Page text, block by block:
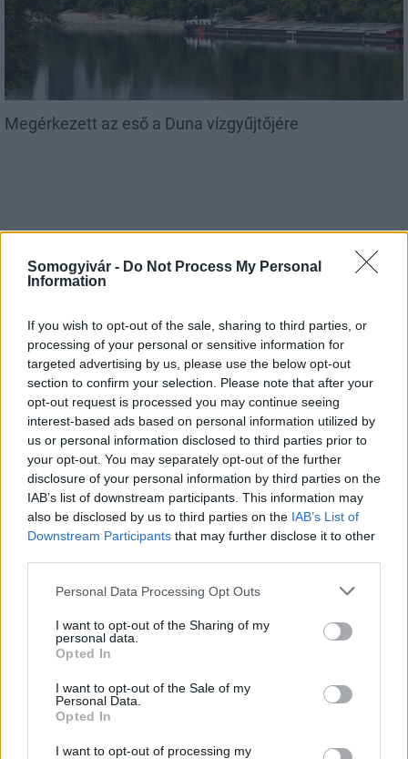
Somogyivár - Do Not Process My Personal
Information
If you wish to opt-out of the sale, sharing to third parties, or
processing of your personal or sensitive information for
targeted advertising by us, please use the below opt-out
section to confirm your selection. Please note that after your
opt-out request is processed you may continue seeing
interest-based ads based on personal information utilized by
us or personal information disclosed to third parties prior to
your opt-out. You may separately opt-out of the further
disclosure of your personal information by third parties on the
IAB’s list of downstream participants. This information may
also be disclosed by us to third parties on the IAB’s List of
Downstream Participants that may further disclose it to other
Please note that this website/app uses one or more Google
not limited to your visit or usage behaviour. You may click to
grant or deny consent to Google and its third-party tags to
use your data for below specified purposes in below Google
consent section.
Personal Data Processing Opt Outs
I want to opt-out of the Sharing of my
personal data.
Opted In
I want to opt-out of the Sale of my
Personal Data.
Opted In
I want to opt-out of processing my
Megérkezett az eső a Duna vízgyűjtőjére
Hőség és vízhiány - itatók feltöltésével segítik a
vadállományt a somogyi erdőkben
Amire többmillióan vártunk: szombattól másodfokúra
csökken a riasztás